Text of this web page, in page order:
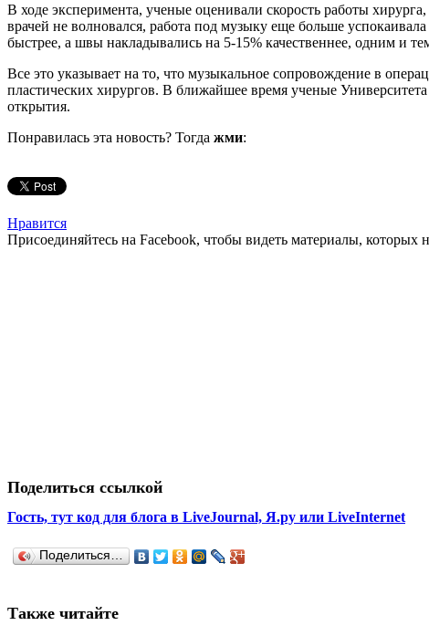
В ходе эксперимента, ученые оценивали скорость работы
врачей не волновался, работа под музыку еще больше
быстрее, а швы накладывались на 5-15% качественнее, одним и
Все это указывает на то, что музыкальное сопровождение в
пластических хирургов. В ближайшее время ученые
открытия.
Понравилась эта новость? Тогда жми:
Нравится
Присоединяйтесь на Facebook, чтобы видеть материалы, которых
Поделиться ссылкой
Гость, тут код для блога в LiveJournal, Я.ру или LiveInternet
Поделиться…
Также читайте